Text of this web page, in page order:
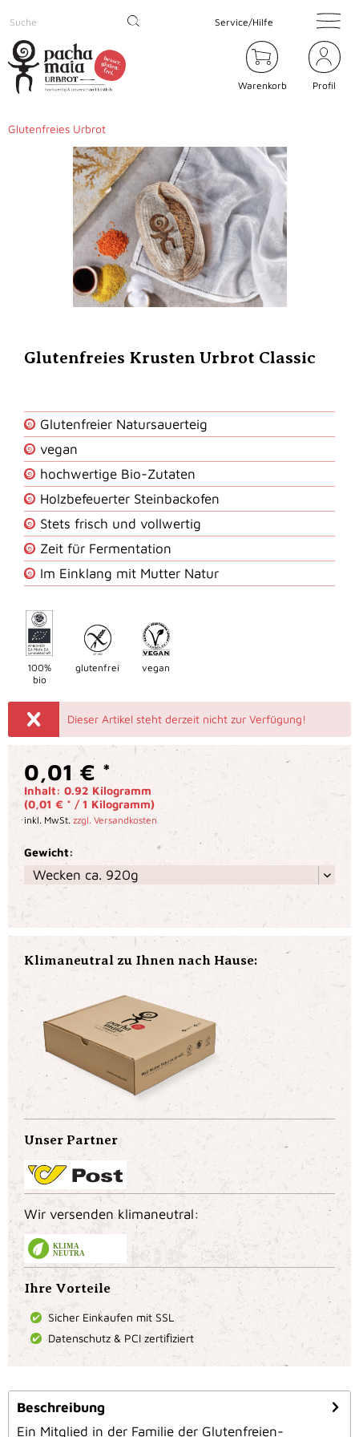
Service/Hilfe
Warenkorb Profil
Glutenfreies Urbrot
Glutenfreies Krusten Urbrot Classic
Glutenfreier Natursauerteig
vegan
hochwertige Bio-Zutaten
Holzbefeuerter Steinbackofen
Stets frisch und vollwertig
Zeit für Fermentation
Im Einklang mit Mutter Natur
100%
bio
glutenfrei vegan
Dieser Artikel steht derzeit nicht zur Verfügung!
0,01 € *
Inhalt: 0.92 Kilogramm
(0,01 € * / 1 Kilogramm)
inkl. MwSt. zzgl. Versandkosten
Gewicht:
Klimaneutral zu Ihnen nach Hause:
Unser Partner
Wir versenden klimaneutral:
KLIMA
NEUTRAL
Ihre Vorteile
Sicher Einkaufen mit SSL
Datenschutz & PCI zertiﬁziert
Beschreibung
Ein Mitglied in der Familie der Glutenfreien-